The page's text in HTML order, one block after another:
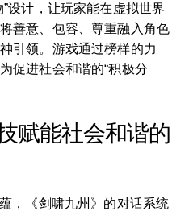
设计，让玩家能在虚拟世界
善意、包容、尊重融入角色
引领。游戏通过榜样的力
促进社会和谐的“积极分
赋能社会和谐的
，《剑啸九州》的对话系统